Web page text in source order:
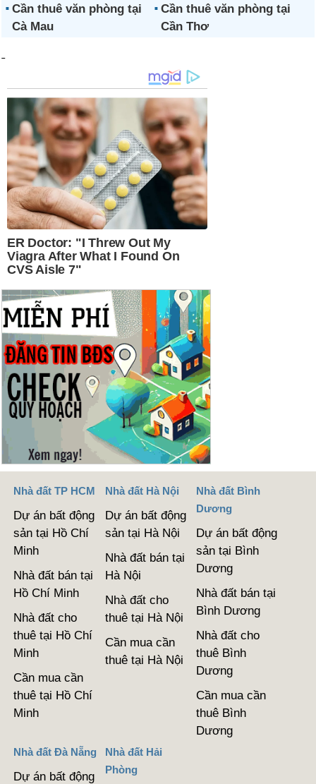
Cần thuê văn phòng tại
Cà Mau
Cần thuê văn phòng tại
Cần Thơ
Nhà đất TP HCM
Dự án bất động
sản tại Hồ Chí
Minh
Nhà đất bán tại
Hồ Chí Minh
Nhà đất cho
thuê tại Hồ Chí
Minh
Cần mua cần
thuê tại Hồ Chí
Minh
Nhà đất Hà Nội
Dự án bất động
sản tại Hà Nội
Nhà đất bán tại
Hà Nội
Nhà đất cho
thuê tại Hà Nội
Cần mua cần
thuê tại Hà Nội
Nhà đất Bình
Dương
Dự án bất động
sản tại Bình
Dương
Nhà đất bán tại
Bình Dương
Nhà đất cho
thuê Bình
Dương
Cần mua cần
thuê Bình
Dương
Nhà đất Đà Nẵng
Dự án bất động
Nhà đất Hải
Phòng